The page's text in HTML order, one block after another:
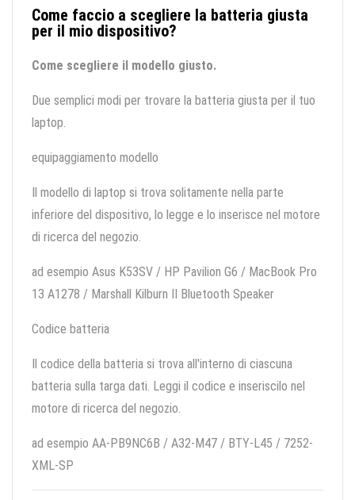
Come faccio a scegliere la batteria giusta
per il mio dispositivo?
Come scegliere il modello giusto.
Due semplici modi per trovare la batteria giusta per il tuo
laptop.
equipaggiamento modello
Il modello di laptop si trova solitamente nella parte
inferiore del dispositivo, lo legge e lo inserisce nel motore
di ricerca del negozio.
ad esempio Asus K53SV / HP Pavilion G6 / MacBook Pro
13 A1278 / Marshall Kilburn II Bluetooth Speaker
Codice batteria
Il codice della batteria si trova all'interno di ciascuna
batteria sulla targa dati. Leggi il codice e inseriscilo nel
motore di ricerca del negozio.
ad esempio AA-PB9NC6B / A32-M47 / BTY-L45 / 7252-
XML-SP